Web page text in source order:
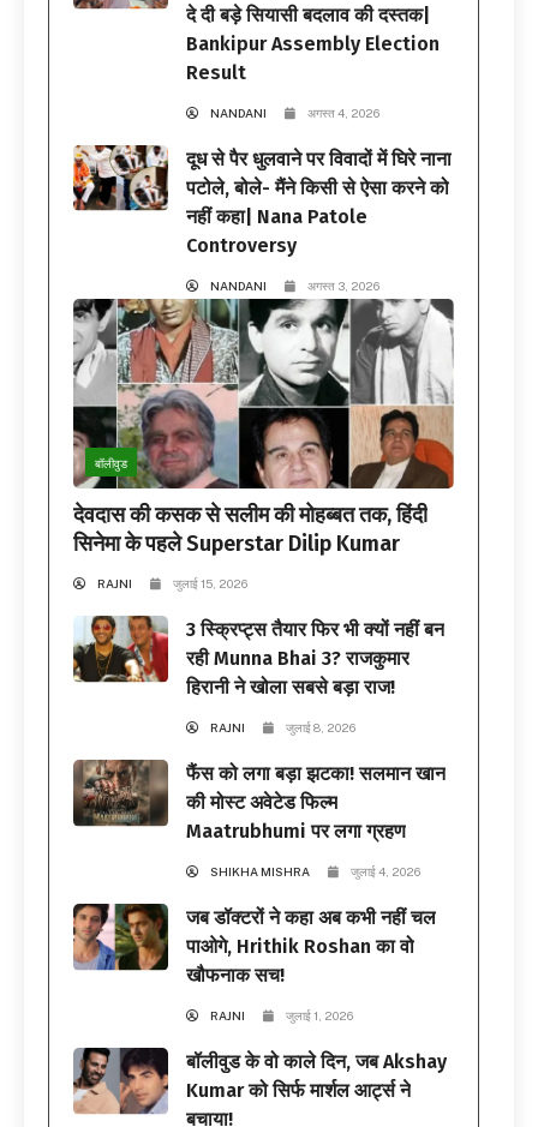
दे दी बड़े सियासी बदलाव की दस्तक|
Bankipur Assembly Election
Result
NANDANI अगस्त 4, 2026
दूध से पैर धुलवाने पर विवादों में घिरे नाना
पटोले, बोले- मैंने किसी से ऐसा करने को
नहीं कहा| Nana Patole
Controversy
NANDANI अगस्त 3, 2026
बॉलीवुड
देवदास की कसक से सलीम की मोहब्बत तक, हिंदी
सिनेमा के पहले Superstar Dilip Kumar
RAJNI जुलाई 15, 2026
3 स्क्रिप्ट्स तैयार फिर भी क्यों नहीं बन
रही Munna Bhai 3? राजकुमार
हिरानी ने खोला सबसे बड़ा राज!
RAJNI जुलाई 8, 2026
फैंस को लगा बड़ा झटका! सलमान खान
की मोस्ट अवेटेड फिल्म
Maatrubhumi पर लगा ग्रहण
SHIKHA MISHRA जुलाई 4, 2026
जब डॉक्टरों ने कहा अब कभी नहीं चल
पाओगे, Hrithik Roshan का वो
खौफनाक सच!
RAJNI जुलाई 1, 2026
बॉलीवुड के वो काले दिन, जब Akshay
Kumar को सिर्फ मार्शल आर्ट्स ने
बचाया!